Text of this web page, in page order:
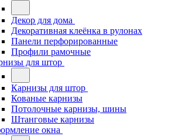
Декор для дома
Декоративная клеёнка в рулонах
Панели перфорированные
Профили рамочные
для штор
Карнизы для штор
Кованые карнизы
Потолочные карнизы, шины
Штанговые карнизы
окна